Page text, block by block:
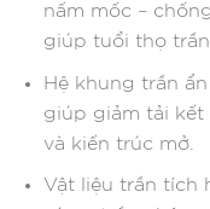
nấm mốc –
giúp tuổi thọ
Hệ khung trần
giúp giảm tải kết
và kiến trúc mở.
Vật liệu trần tích